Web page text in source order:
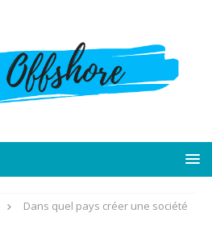
Dans quel pays créer une société